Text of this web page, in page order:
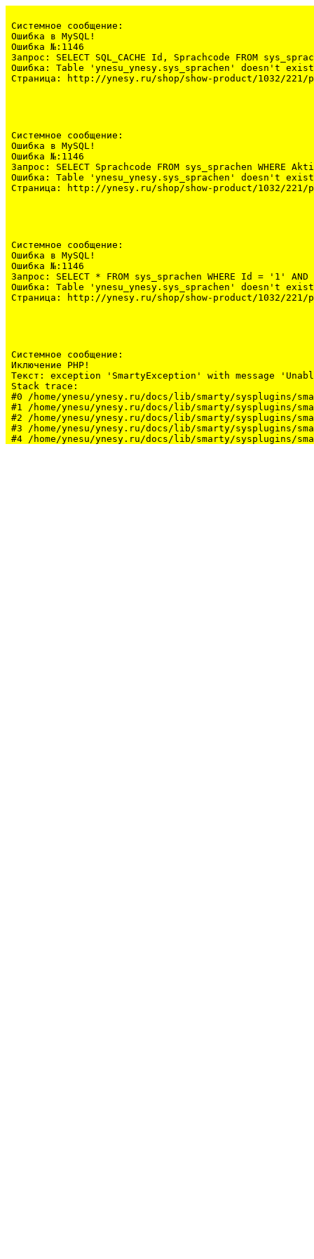
Системное сообщение:
Ошибка в MySQL!
Ошибка №:1146
Запрос: SELECT SQL_CACHE Id, Sprachcode FROM
Ошибка: Table 'ynesu_ynesy.sys_sprachen' doesn't exist
Страница: http://ynesy.ru/shop/show-product/1032/
Системное сообщение:
Ошибка в MySQL!
Ошибка №:1146
Запрос: SELECT Sprachcode FROM sys_sprachen WHERE
Ошибка: Table 'ynesu_ynesy.sys_sprachen' doesn't exist
Страница: http://ynesy.ru/shop/show-product/1032/
Системное сообщение:
Ошибка в MySQL!
Ошибка №:1146
Запрос: SELECT * FROM sys_sprachen WHERE Id =
Ошибка: Table 'ynesu_ynesy.sys_sprachen' doesn't exist
Страница: http://ynesy.ru/shop/show-product/1032/
Системное сообщение:
Иключение PHP!
Текст: exception 'SmartyException' with message
Stack trace:
#0 /home/ynesu/ynesy.ru/docs/lib/smarty/sysplugins/
#1 /home/ynesu/ynesy.ru/docs/lib/smarty/sysplugins/
#2 /home/ynesu/ynesy.ru/docs/lib/smarty/sysplugins/
#3 /home/ynesu/ynesy.ru/docs/lib/smarty/sysplugins/
#4 /home/ynesu/ynesy.ru/docs/lib/smarty/sysplugins/